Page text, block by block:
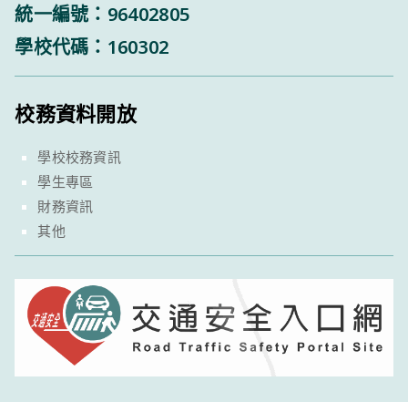
統一編號：96402805
學校代碼：160302
校務資料開放
學校校務資訊
學生專區
財務資訊
其他